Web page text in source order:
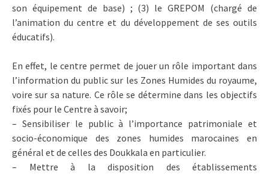
son équipement de base) ; (3) le GREPOM (chargé de
l’animation du centre et du développement de ses outils
éducatifs).
En effet, le centre permet de jouer un rôle important dans
l’information du public sur les Zones Humides du royaume,
voire sur sa nature. Ce rôle se détermine dans les objectifs
fixés pour le Centre à savoir;
– Sensibiliser le public à l’importance patrimoniale et
socio-économique des zones humides marocaines en
général et de celles des Doukkala en particulier.
– Mettre à la disposition des établissements